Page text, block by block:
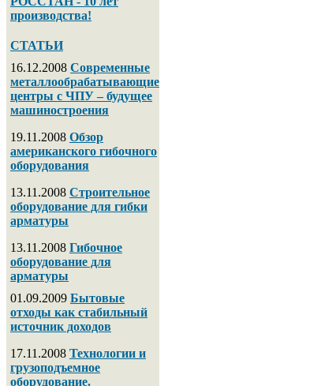
производства!
СТАТЬИ
16.12.2008 Современные
металлообрабатывающие
центры с ЧПУ – будущее
машиностроения
19.11.2008 Обзор
американского гибочного
оборудования
13.11.2008 Строительное
оборудование для гибки
арматуры
13.11.2008 Гибочное
оборудование для
арматуры
01.09.2009 Бытовые
отходы как стабильный
источник доходов
17.11.2008 Технологии и
грузоподъемное
оборудование.